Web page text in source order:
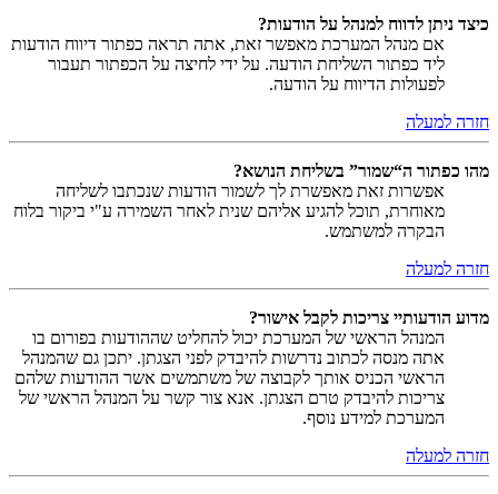
כיצד ניתן לדווח למנהל על הודעות?
אם מנהל המערכת מאפשר זאת, אתה תראה כפתור דיווח הודעות
ליד כפתור השליחת הודעה. על ידי לחיצה על הכפתור תעבור
לפעולות הדיווח על הודעה.
חזרה למעלה
מהו כפתור ה“שמור” בשליחת הנושא?
אפשרות זאת מאפשרת לך לשמור הודעות שנכתבו לשליחה
מאוחרת, תוכל להגיע אליהם שנית לאחר השמירה ע"י ביקור בלוח
הבקרה למשתמש.
חזרה למעלה
מדוע הודעותיי צריכות לקבל אישור?
המנהל הראשי של המערכת יכול להחליט שההודעות בפורום בו
אתה מנסה לכתוב נדרשות להיבדק לפני הצגתן. יתכן גם שהמנהל
הראשי הכניס אותך לקבוצה של משתמשים אשר ההודעות שלהם
צריכות להיבדק טרם הצגתן. אנא צור קשר על המנהל הראשי של
המערכת למידע נוסף.
חזרה למעלה